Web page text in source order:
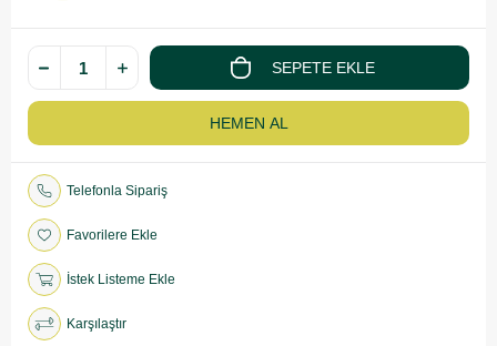
Telefonla Sipariş
Favorilere Ekle
İstek Listeme Ekle
Karşılaştır